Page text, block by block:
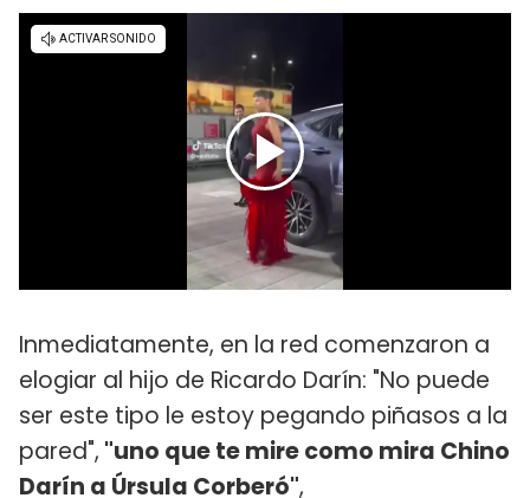
Inmediatamente, en la red comenzaron a
elogiar al hijo de Ricardo Darín: "No puede
ser este tipo le estoy pegando piñasos a la
pared", "uno que te mire como mira Chino
Darín a Úrsula Corberó",